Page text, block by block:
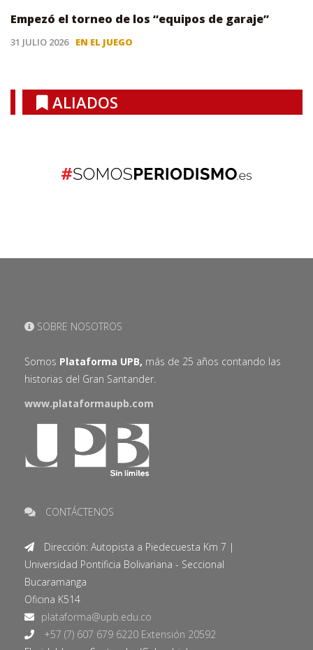
Empezó el torneo de los “equipos de garaje”
31 JULIO 2026 EN EL JUEGO
ALIADOS
SOBRE NOSOTROS
Somos Plataforma UPB, más de 25 años contando las
historias del Gran Santander.
www.plataformaupb.com
CONTÁCTENOS
Dirección: Autopista a Piedecuesta Km 7 |
Universidad Pontificia Bolivariana - Seccional
Bucaramanga
Oficina K514
+57 (7) 607 679 6220 Extensión 20592